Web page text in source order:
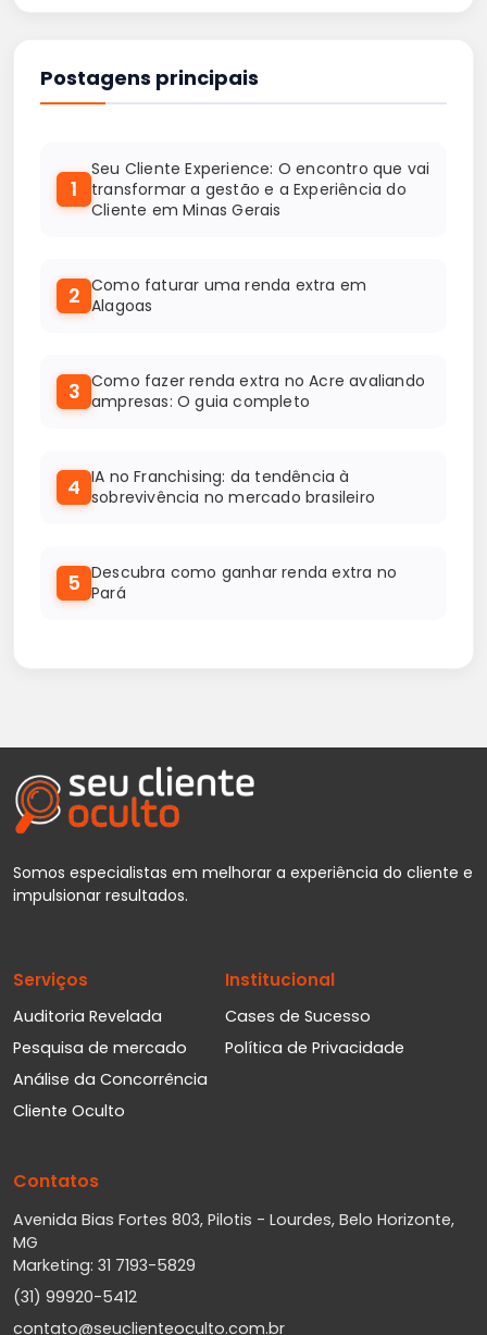
Postagens principais
1
Seu Cliente Experience: O encontro que vai
transformar a gestão e a Experiência do
Cliente em Minas Gerais
2 Como faturar uma renda extra em
Alagoas
3 Como fazer renda extra no Acre avaliando
ampresas: O guia completo
4 IA no Franchising: da tendência à
sobrevivência no mercado brasileiro
5 Descubra como ganhar renda extra no
Pará
Somos especialistas em melhorar a experiência do cliente e
impulsionar resultados.
Serviços
Auditoria Revelada
Pesquisa de mercado
Análise da Concorrência
Cliente Oculto
Institucional
Cases de Sucesso
Política de Privacidade
Contatos
Avenida Bias Fortes 803, Pilotis - Lourdes, Belo Horizonte,
MG
Marketing: 31 7193-5829
(31) 99920-5412
contato@seuclienteoculto.com.br